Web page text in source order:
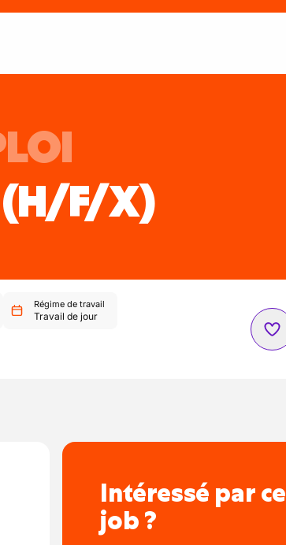
(H/F/X)
Régime de travail
Travail de jour
Intéressé par ce
job ?